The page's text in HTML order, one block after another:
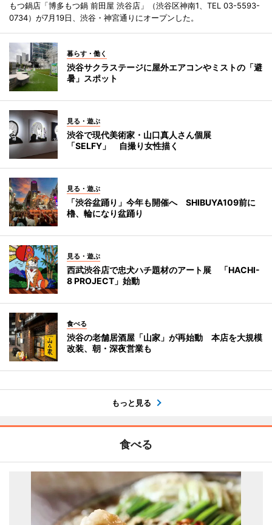
もつ鍋店「博多もつ鍋 前田屋 渋谷店」（渋谷区神南1、TEL 03-5593-
0734）が7月19日、渋谷・神宮通りにオープンした。
暮らす・働く
渋谷サクラステージに屋外エアコンやミストの「避
暑」スポット
見る・遊ぶ
渋谷で現代美術家・山口真人さん個展
「SELFY」 自撮り女性描く
見る・遊ぶ
「渋谷盆踊り」今年も開催へ SHIBUYA109前に
櫓、輪になり盆踊り
見る・遊ぶ
西武渋谷店で忠犬ハチ題材のアート展 「HACHI-
8 PROJECT」始動
食べる
渋谷の老舗居酒屋「山家」が再始動 本店を大規模
改装、朝・深夜営業も
もっと見る
食べる